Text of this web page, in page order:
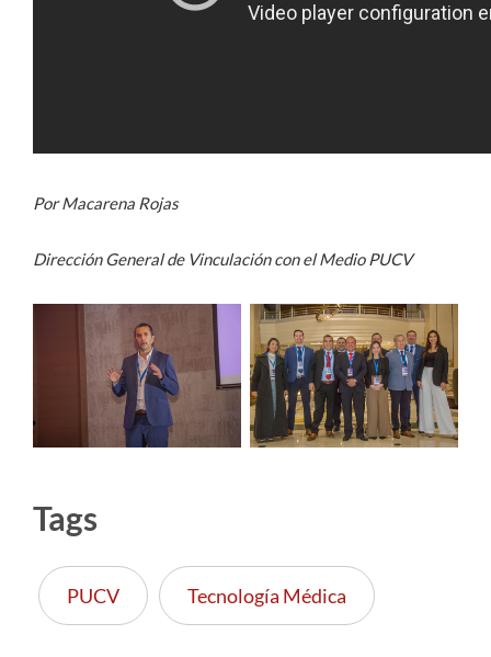
Por Macarena Rojas
Dirección General de Vinculación con el Medio PUCV
Tags
PUCV Tecnología Médica